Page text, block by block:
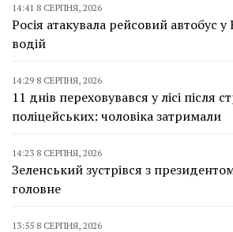
14:41 8 СЕРПНЯ, 2026
Росія атакувала рейсовий автобус у
водій
14:29 8 СЕРПНЯ, 2026
11 днів переховувався у лісі після
поліцейських: чоловіка затримали
14:23 8 СЕРПНЯ, 2026
Зеленський зустрівся з
головне
13:55 8 СЕРПНЯ, 2026